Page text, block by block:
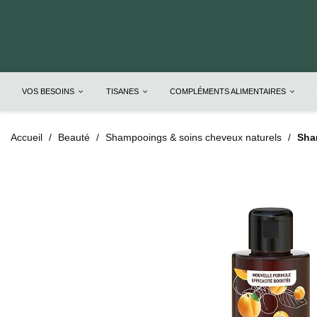
VOS BESOINS TISANES COMPLÉMENTS ALIMENTAIRES
Accueil Beauté Shampooings & soins cheveux naturels